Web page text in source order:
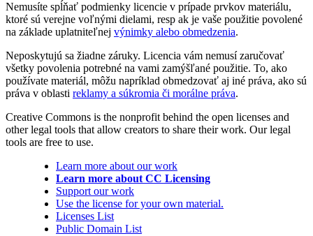
Nemusíte spĺňať podmienky licencie v prípade prvkov materiálu,
ktoré sú verejne voľnými dielami, resp ak je vaše použitie povolené
na základe uplatniteľnej výnimky alebo obmedzenia.
Neposkytujú sa žiadne záruky. Licencia vám nemusí zaručovať
všetky povolenia potrebné na vami zamýšľané použitie. To, ako
používate materiál, môžu napríklad obmedzovať aj iné práva, ako sú
práva v oblasti reklamy a súkromia či morálne práva.
Creative Commons is the nonprofit behind the open licenses and
other legal tools that allow creators to share their work. Our legal
tools are free to use.
Learn more about our work
Learn more about CC Licensing
Support our work
Use the license for your own material.
Licenses List
Public Domain List